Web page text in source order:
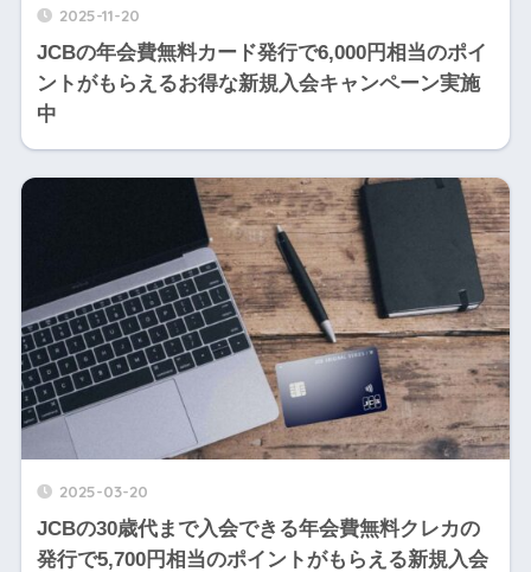
2025-11-20
JCBの年会費無料カード発行で6,000円相当のポイ
ントがもらえるお得な新規入会キャンペーン実施
中
2025-03-20
JCBの30歳代まで入会できる年会費無料クレカの
発行で5,700円相当のポイントがもらえる新規入会